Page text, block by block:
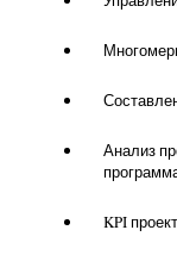
Анализ
KPI